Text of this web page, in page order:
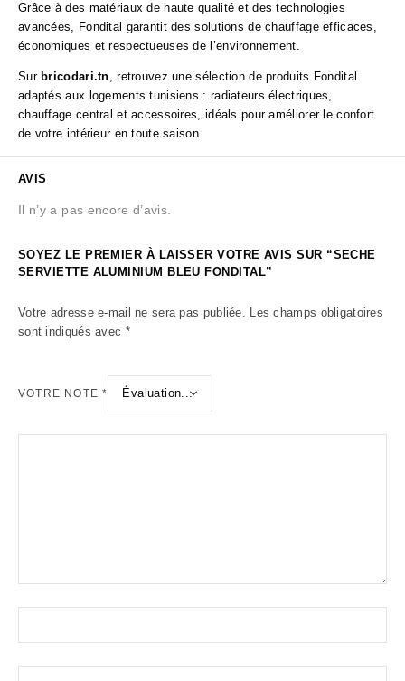
Grâce à des matériaux de haute qualité et des technologies
avancées, Fondital garantit des solutions de chauffage efficaces,
économiques et respectueuses de l’environnement.
Sur bricodari.tn, retrouvez une sélection de produits Fondital
adaptés aux logements tunisiens : radiateurs électriques,
chauffage central et accessoires, idéals pour améliorer le confort
de votre intérieur en toute saison.
AVIS
Il n’y a pas encore d’avis.
SOYEZ LE PREMIER À LAISSER VOTRE AVIS SUR “SECHE
SERVIETTE ALUMINIUM BLEU FONDITAL”
Votre adresse e-mail ne sera pas publiée. Les champs obligatoires
sont indiqués avec *
VOTRE NOTE*